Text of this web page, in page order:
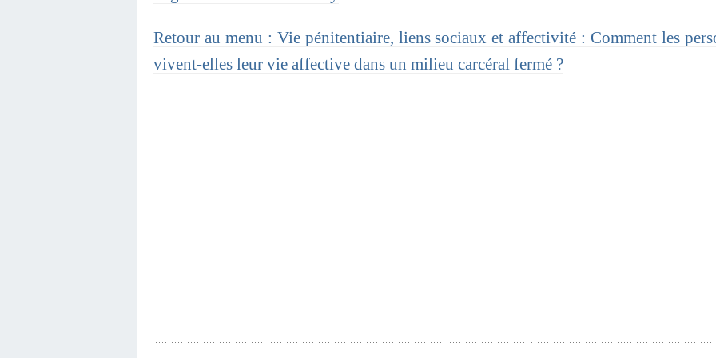
Retour au menu : Vie pénitentiaire, liens sociaux et affectivité : Comment les
vivent-elles leur vie affective dans un milieu carcéral fermé ?